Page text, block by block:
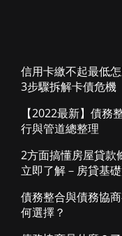
信用卡繳不起最低
3步驟拆解卡債危機
【2022最新】債務
行與管道總整理
2方面搞懂房屋貸款
立即了解－房貸基
債務整合與債務協
何選擇？